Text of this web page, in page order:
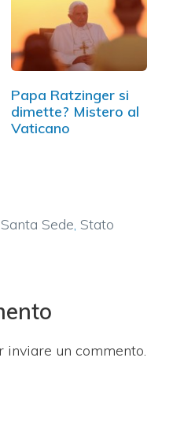
Papa Ratzinger si
dimette? Mistero al
Vaticano
Santa Sede, Stato
inviare un commento.